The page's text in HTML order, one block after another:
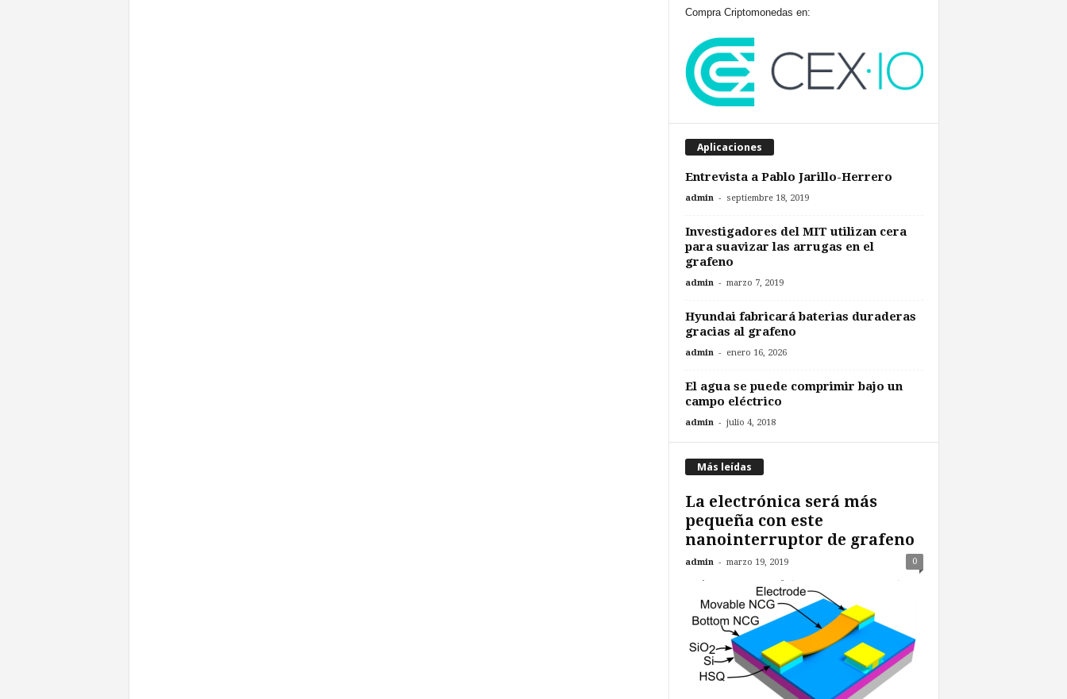
Compra Criptomonedas en:
Aplicaciones
Entrevista a Pablo Jarillo-Herrero
admin - septiembre 18, 2019
Investigadores del MIT utilizan cera
para suavizar las arrugas en el
grafeno
admin - marzo 7, 2019
Hyundai fabricará baterias duraderas
gracias al grafeno
admin - enero 16, 2026
El agua se puede comprimir bajo un
campo eléctrico
admin - julio 4, 2018
Más leídas
La electrónica será más
pequeña con este
nanointerruptor de grafeno
admin - marzo 19, 2019 0